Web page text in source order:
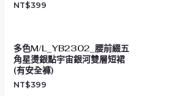
NT$399
多色M/L_YB2302_腰前綴五
角星燙銀點宇宙銀河雙層短裙
(有安全褲)
NT$399